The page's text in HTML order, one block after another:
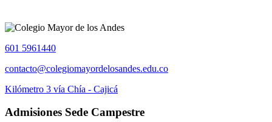
601 5961440
contacto@colegiomayordelosandes.edu.co
Kilómetro 3 vía Chía - Cajicá
Admisiones Sede Campestre